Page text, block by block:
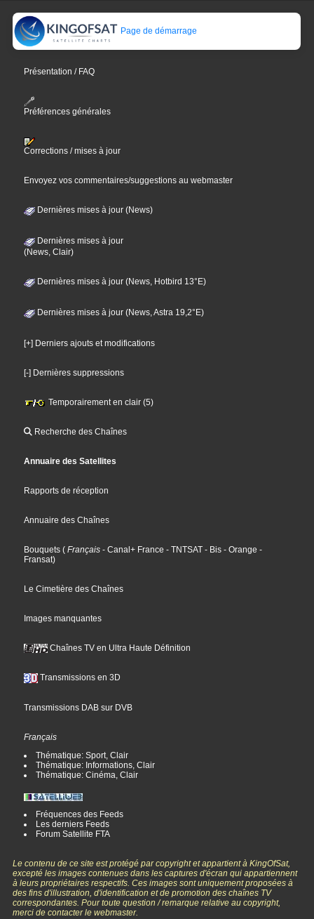
Page de démarrage
Présentation / FAQ
Préférences générales
Corrections / mises à jour
Envoyez vos commentaires/suggestions au webmaster
Dernières mises à jour (News)
Dernières mises à jour
(News, Clair)
Dernières mises à jour (News, Hotbird 13°E)
Dernières mises à jour (News, Astra 19,2°E)
[+] Derniers ajouts et modifications
[-] Dernières suppressions
Temporairement en clair (5)
Recherche des Chaînes
Annuaire des Satellites
Rapports de réception
Annuaire des Chaînes
Bouquets ( Français - Canal+ France - TNTSAT - Bis - Orange -
Fransat)
Le Cimetière des Chaînes
Images manquantes
Chaînes TV en Ultra Haute Définition
Transmissions en 3D
Transmissions DAB sur DVB
Français
Thématique: Sport, Clair
Thématique: Informations, Clair
Thématique: Cinéma, Clair
Fréquences des Feeds
Les derniers Feeds
Forum Satellite FTA
Le contenu de ce site est protégé par copyright et appartient à KingOfSat,
excepté les images contenues dans les captures d'écran qui appartiennent
à leurs propriétaires respectifs. Ces images sont uniquement proposées à
des fins d'illustration, d'identification et de promotion des chaînes TV
correspondantes. Pour toute question / remarque relative au copyright,
merci de contacter le webmaster.